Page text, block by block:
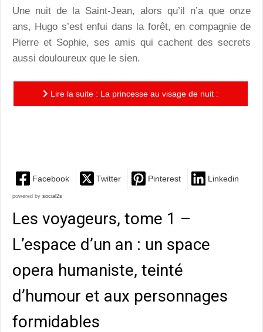
Une nuit de la Saint-Jean, alors qu’il n’a que onze
ans, Hugo s’est enfui dans la forêt, en compagnie de
Pierre et Sophie, ses amis qui cachent des secrets
aussi douloureux que le sien.
Lire la suite : La princesse au visage de nuit :
Facebook Twitter Pinterest Linkedin
powered by social2s
Les voyageurs, tome 1 –
L’espace d’un an : un space
opera humaniste, teinté
d’humour et aux personnages
formidables